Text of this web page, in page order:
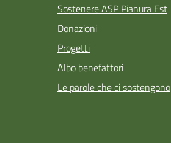
Sostenere ASP Pianura Est
Donazioni
Progetti
Albo benefattori
Le parole che ci sostengono